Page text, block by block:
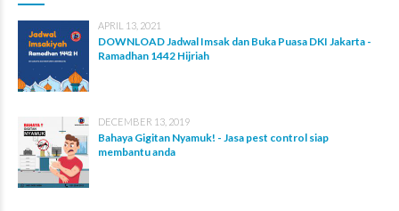
APRIL 13, 2021
DOWNLOAD Jadwal Imsak dan Buka Puasa DKI Jakarta -
Ramadhan 1442 Hijriah
DECEMBER 13, 2019
Bahaya Gigitan Nyamuk! - Jasa pest control siap
membantu anda